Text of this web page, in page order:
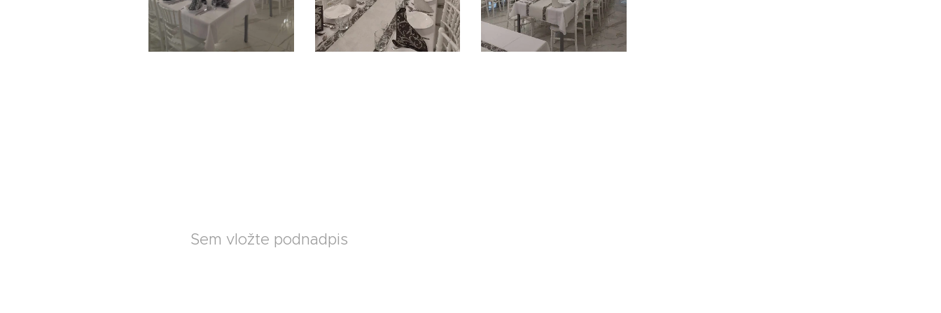
Sem vložte podnadpis